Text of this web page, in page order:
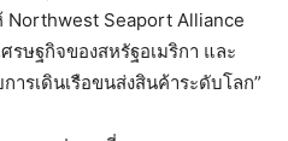
Northwest Seaport Alliance
รษฐกิจของสหรัฐอเมริกา และ
รเดินเรือขนส่งสินค้าระดับโลก”